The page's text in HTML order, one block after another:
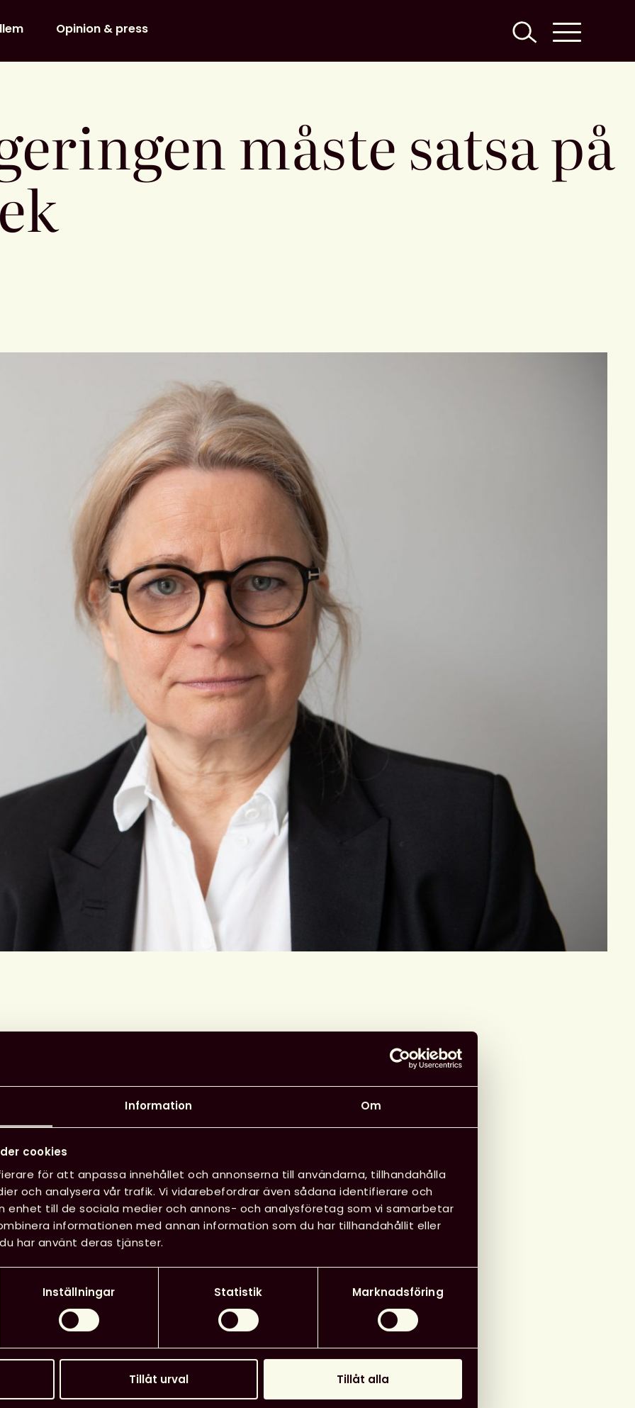
Information Om
cookies
för att anpassa innehållet och annonserna till användarna, tillhandahålla
och analysera vår trafik. Vi vidarebefordrar även sådana identifierare och
enhet till de sociala medier och annons- och analysföretag som vi samarbetar
informationen med annan information som du har tillhandahållit eller
har använt deras tjänster.
Inställningar Statistik Marknadsföring
Tillåt urval Tillåt alla
Opinion & press
måste satsa på
för hela
på den nya
förväntar oss därför att
kommer ingå i eller
regering, får med ett krav
i den kommande
skriver Svensk
Karin
UNT idag.
inföll Read Hour. På FN:s
några år denna kampanj för att
fylldes sociala medier med bilder
eller för andra. Att uppmärksamma
betydelsen att läsa för barn, är så
öppnas i nytt fönster!